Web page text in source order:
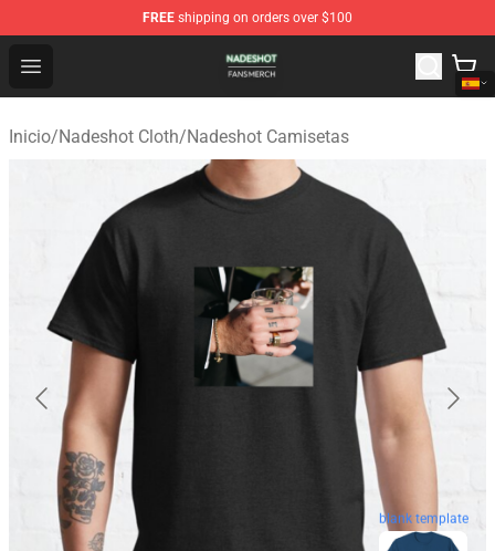
FREE shipping on orders over $100
Open menu
Nadeshot Shop - Official Nadeshot Merchandise Store
Inicio/Nadeshot Cloth/Nadeshot Camisetas
blank template